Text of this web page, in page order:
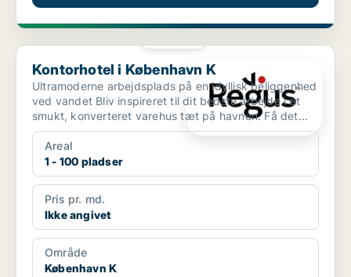
Kontorhotel i København K
Kontorhotel i København K
Ultramoderne arbejdsplads på en idyllisk beliggenhed
ved vandet Bliv inspireret til dit bedste arbejde i et
smukt, konverteret varehus tæt på havnen. Få det...
Areal
1 - 100 pladser
Pris pr. md.
Ikke angivet
Område
København K